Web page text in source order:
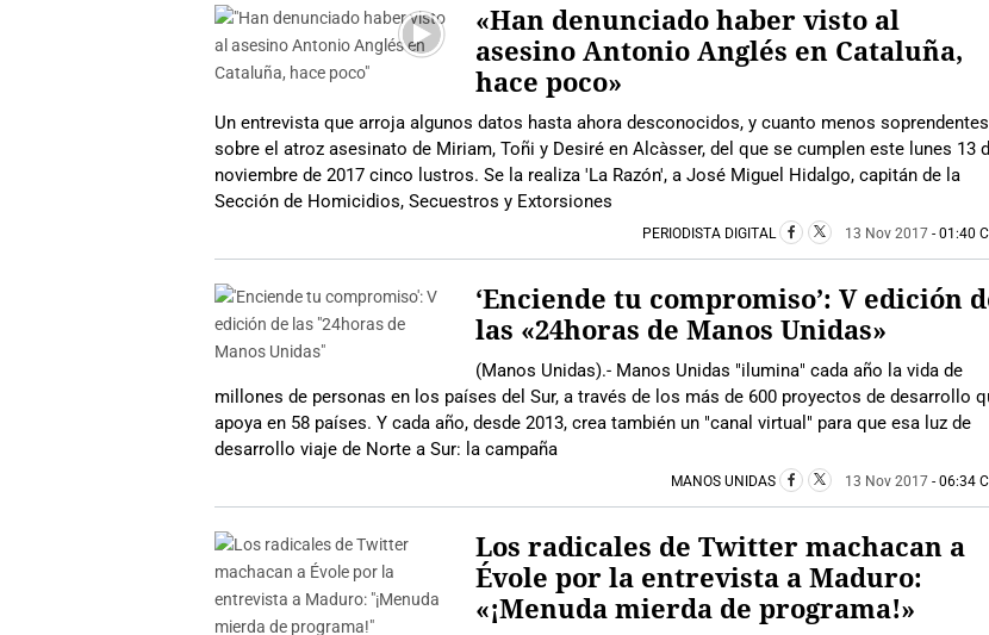
«Han denunciado haber visto al
asesino Antonio Anglés en Cataluña,
hace poco»
Un entrevista que arroja algunos datos hasta ahora desconocidos, y cuanto menos soprendentes
sobre el atroz asesinato de Miriam, Toñi y Desiré en Alcàsser, del que se cumplen este lunes 13
noviembre de 2017 cinco lustros. Se la realiza 'La Razón', a José Miguel Hidalgo, capitán de la
Sección de Homicidios, Secuestros y Extorsiones
PERIODISTA DIGITAL 13 Nov 2017 - 01:40
‘Enciende tu compromiso’: V edición
las «24horas de Manos Unidas»
(Manos Unidas).- Manos Unidas "ilumina" cada año la vida de
millones de personas en los países del Sur, a través de los más de 600 proyectos de desarrollo
apoya en 58 países. Y cada año, desde 2013, crea también un "canal virtual" para que esa luz de
desarrollo viaje de Norte a Sur: la campaña
MANOS UNIDAS 13 Nov 2017 - 06:34
Los radicales de Twitter machacan a
Évole por la entrevista a Maduro:
«¡Menuda mierda de programa!»